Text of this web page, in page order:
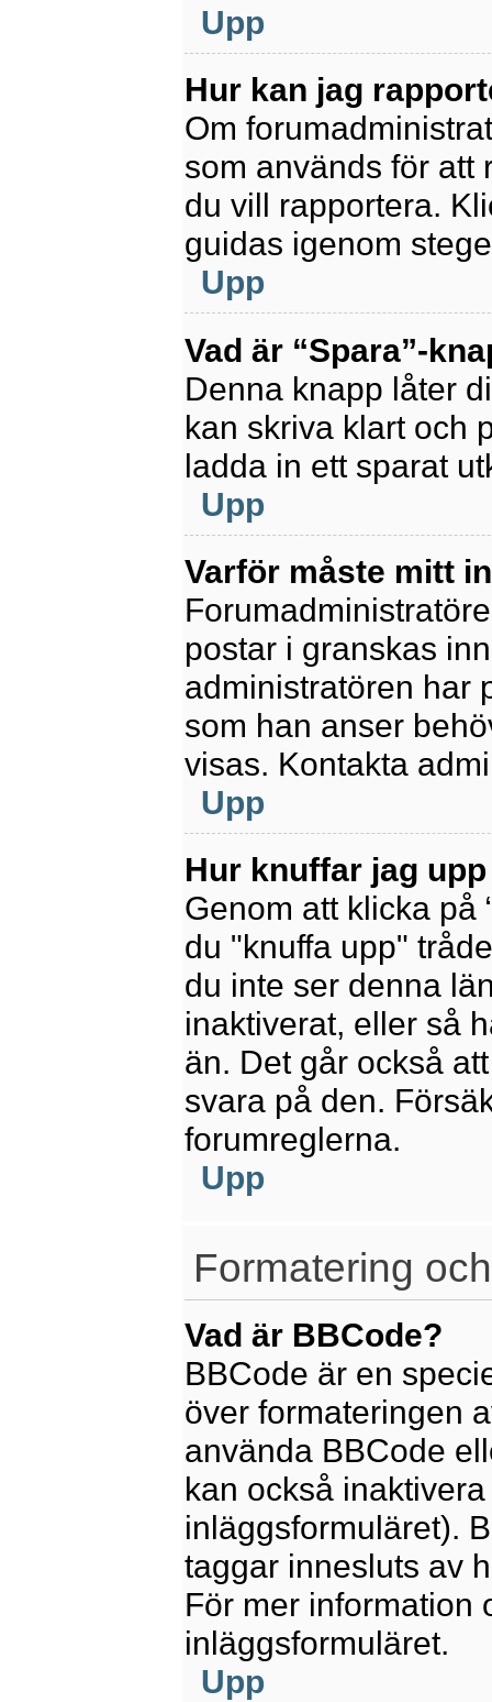
Upp
Hur kan jag
Om
som används för att
du vill rapportera.
guidas igenom
Upp
Vad är “Spara”-
Denna knapp låter
kan skriva klart och
ladda in ett sparat
Upp
Varför måste mitt
postar i granskas
administratören har
som han anser
visas. Kontakta
Upp
Hur knuffar jag
Genom att klicka på
du "knuffa upp"
du inte ser denna
inaktiverat, eller så
än. Det går också
svara på den.
forumreglerna.
Upp
Formatering
Vad är BBCode?
BBCode är en
över formateringen
använda BBCode
kan också
inläggsformuläret).
taggar innesluts av
För mer information
inläggsformuläret.
Upp